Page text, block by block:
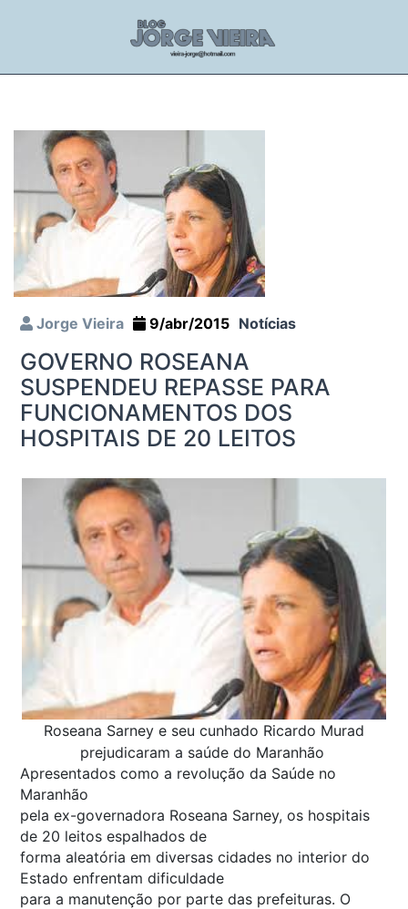
Jorge Vieira 9/abr/2015 Notícias
GOVERNO ROSEANA
SUSPENDEU REPASSE PARA
FUNCIONAMENTOS DOS
HOSPITAIS DE 20 LEITOS
Roseana Sarney e seu cunhado Ricardo Murad
prejudicaram a saúde do Maranhão
Apresentados como a revolução da Saúde no
Maranhão
pela ex-governadora Roseana Sarney, os hospitais
de 20 leitos espalhados de
forma aleatória em diversas cidades no interior do
Estado enfrentam dificuldade
para a manutenção por parte das prefeituras. O